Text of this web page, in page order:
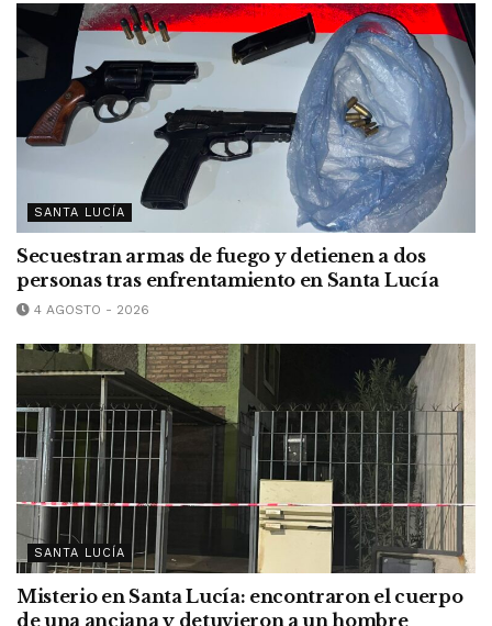
SANTA LUCÍA
Secuestran armas de fuego y detienen a dos
personas tras enfrentamiento en Santa Lucía
4 AGOSTO - 2026
SANTA LUCÍA
Misterio en Santa Lucía: encontraron el cuerpo
de una anciana y detuvieron a un hombre